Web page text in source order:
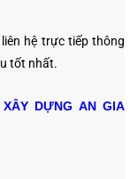
hệ trực tiếp thông
tốt nhất.
DỰNG AN GIA